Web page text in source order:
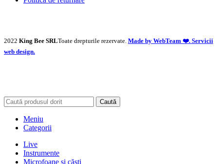
2022 King Bee SRLToate drepturile rezervate. Made by WebTeam ❤️. Servicii
web design.
Caută
Meniu
Categorii
Live
Instrumente
Microfoane și căști